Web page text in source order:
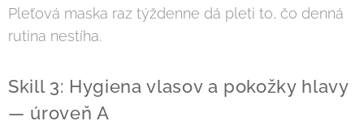
Pleťová maska raz týždenne dá pleti to, čo denná
rutina nestíha.
Skill 3: Hygiena vlasov a pokožky hlavy
— úroveň A